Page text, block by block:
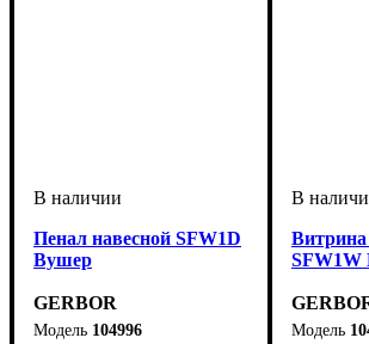
Пенал навесной SFW1D
Вушер
GERBOR
104996
Витрина